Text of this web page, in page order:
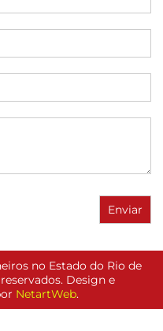
no Estado do Rio de
Design e
NetartWeb.